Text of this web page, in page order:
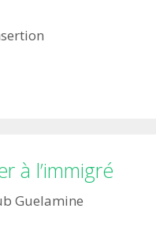
à l’immigré
Guelamine